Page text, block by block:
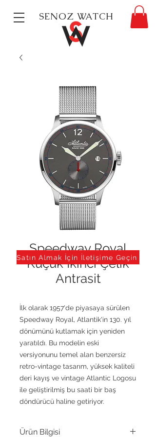
SENOZ WATCH
Speedway Royal
Küçük İkinci Çelik
Antrasit
İlk olarak 1957'de piyasaya sürülen
Speedway Royal, Atlantik'in 130. yıl
dönümünü kutlamak için yeniden
yaratıldı. Bu modelin eski
versiyonunu temel alan benzersiz
retro-vintage tasarım, yüksek kaliteli
deri kayış ve vintage Atlantic Logosu
ile geliştirilmiş bu saati bir baş
döndürücü haline getiriyor.
Ürün Bilgisi
Satın Almak İçin İletişime Geçin